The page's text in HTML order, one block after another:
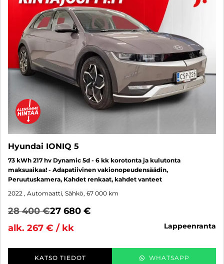
Hyundai IONIQ 5
73 kWh 217 hv Dynamic 5d - 6 kk korotonta ja kulutonta
maksuaikaa! - Adapatiivinen vakionopeudensäädin,
Peruutuskamera, Kahdet renkaat, kahdet vanteet
2022 , Automaatti, Sähkö, 67 000 km
28 400 €27 680 €
alk. 267 € / kk
lappeenranta
KATSO TIEDOT WHATSAPP